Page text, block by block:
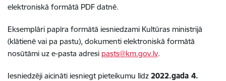
elektroniskā formātā PDF datnē.
Eksemplāri papīra formātā iesniedzami Kultūras ministrijā
(klātienē vai pa pastu), dokumenti elektroniskā formātā
nosūtāmi uz e-pasta adresi pasts@km.gov.lv.
Iesniedzēji aicināti iesniegt pieteikumu līdz 2022.gada 4.